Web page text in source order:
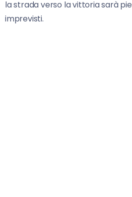
la strada verso la vittoria sarà
imprevisti.